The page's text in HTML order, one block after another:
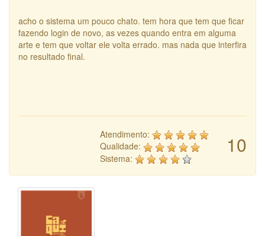
acho o sistema um pouco chato. tem hora que tem que ficar
fazendo login de novo, as vezes quando entra em alguma
arte e tem que voltar ele volta errado. mas nada que interfira
no resultado final.
10
Atendimento:
Qualidade:
Sistema: